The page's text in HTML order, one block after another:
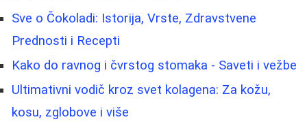
Sve o Čokoladi: Istorija, Vrste, Zdravstvene
Prednosti i Recepti
Kako do ravnog i čvrstog stomaka - Saveti i vežbe
Ultimativni vodič kroz svet kolagena: Za kožu,
kosu, zglobove i više